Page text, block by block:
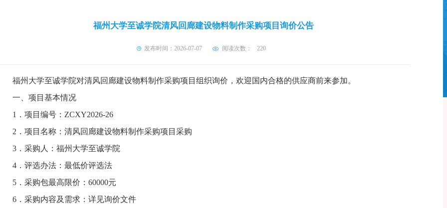
福州大学至诚学院清风回廊建设物料制作采购项目询价公告
发布时间：2026-07-07 阅读次数： 220
福州大学至诚学院对清风回廊建设物料制作采购项目组织询价，欢迎国内合格的供应商前来参加。
一、 项目基本情况
1． 项目编号： ZCXY2026-26
2． 项目名称： 清风回廊建设物料制作采购项目采购
3． 采购人：福州大学至诚学院
4． 评选办法：最低价评选法
5． 采购包最高限价 ： 60000元
6． 采购内容及需求：详见询价文件